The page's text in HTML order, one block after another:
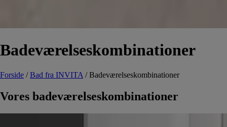
Badeværelseskombinationer
Forside / Bad fra INVITA / Badeværelseskombinationer
Vores badeværelseskombinationer